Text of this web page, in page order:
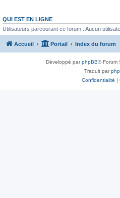
QUI EST EN LIGNE
Utilisateurs parcourant ce forum : Aucun
Accueil Portail Index du forum
Développé parphpBB® Forum
Traduit par
Confidentialité |